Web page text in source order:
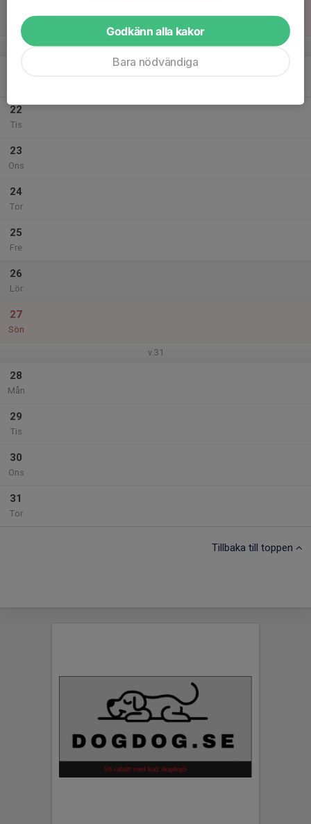
Sön
v.30
22
Tis
23
Ons
24
Tor
25
Fre
26
Lör
27
Sön
v.31
28
Mån
29
Tis
30
Ons
31
Tor
Tillbaka till toppen
Godkänn alla kakor
Bara nödvändiga